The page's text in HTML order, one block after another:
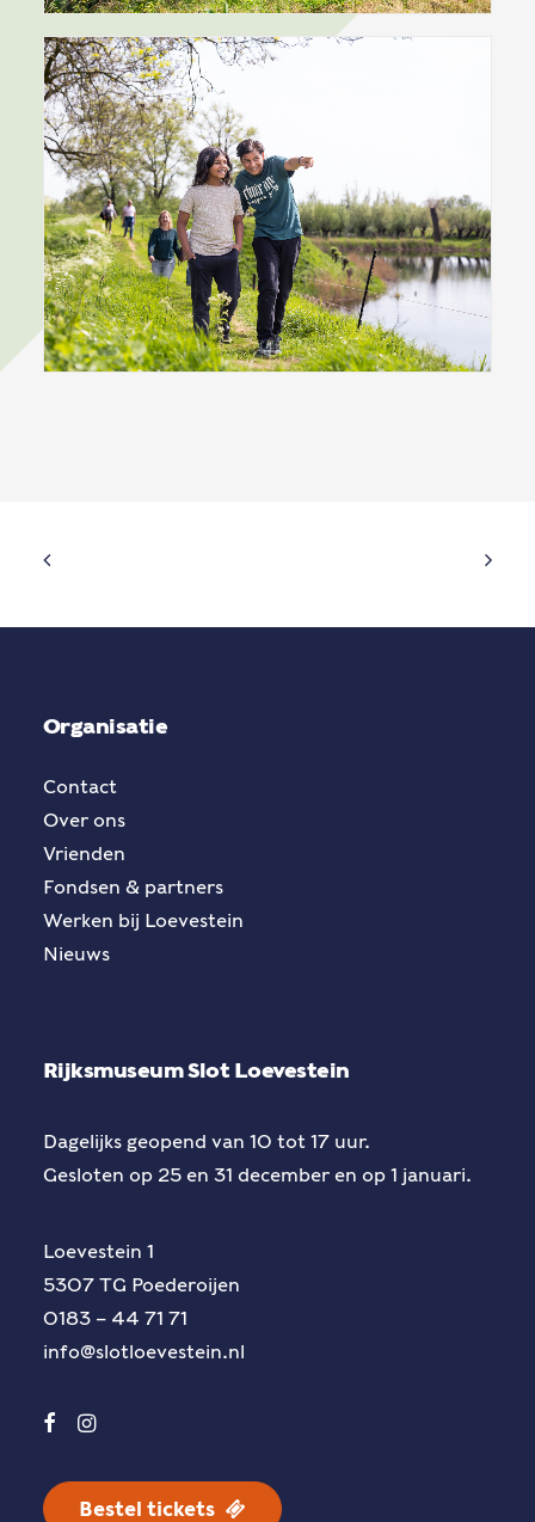
Organisatie
Contact
Over ons
Vrienden
Fondsen & partners
Werken bij Loevestein
Nieuws
Rijksmuseum Slot Loevestein
Dagelijks geopend van 10 tot 17 uur.
Gesloten op 25 en 31 december en op 1 januari.
Loevestein 1
5307 TG Poederoijen
0183 – 44 71 71
info@slotloevestein.nl
Bestel tickets